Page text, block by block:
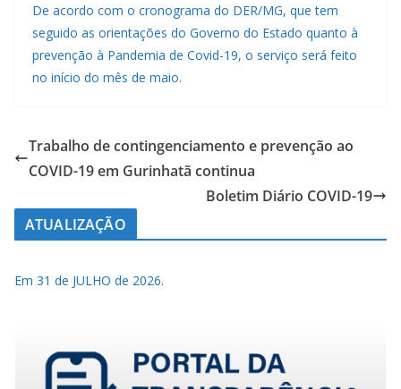
De acordo com o cronograma do DER/MG, que tem
seguido as orientações do Governo do Estado quanto à
prevenção à Pandemia de Covid-19, o serviço será feito
no início do mês de maio.
Trabalho de contingenciamento e prevenção ao
COVID-19 em Gurinhatã continua
Boletim Diário COVID-19
ATUALIZAÇÃO
Em 31 de JULHO de 2026.